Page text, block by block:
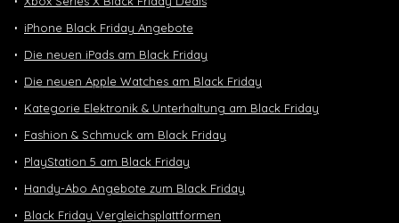
iPhone Black Friday Angebote
Die neuen iPads am Black Friday
Die neuen Apple Watches am Black Friday
Kategorie Elektronik & Unterhaltung am Black Friday
Fashion & Schmuck am Black Friday
PlayStation 5 am Black Friday
Handy-Abo Angebote zum Black Friday
Black Friday Vergleichsplattformen